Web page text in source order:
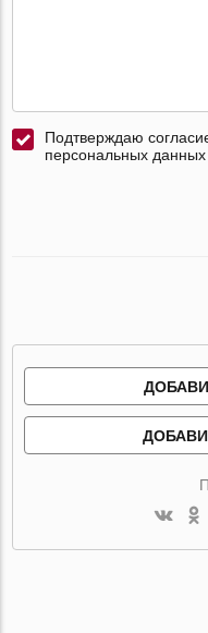
Подтверждаю
персональных данных